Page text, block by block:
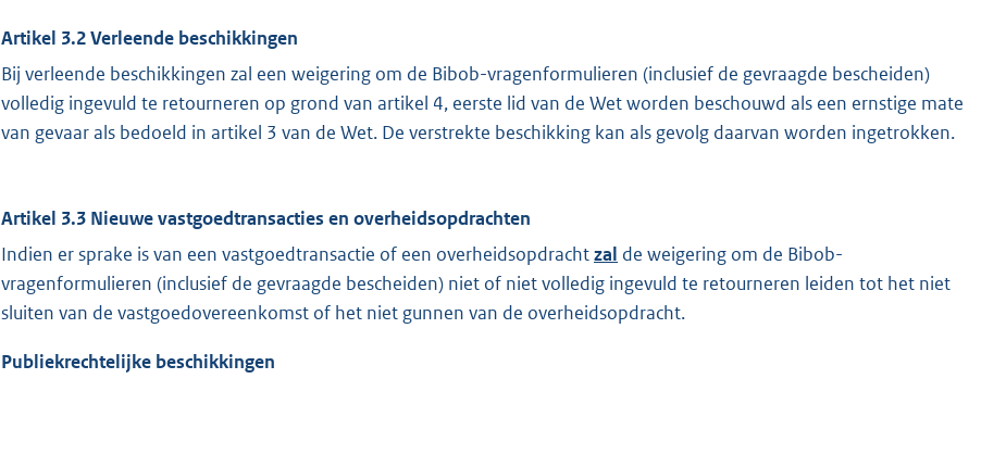
Artikel 3.2 Verleende beschikkingen
Bij verleende beschikkingen zal een weigering om de Bibob-vragenformulieren (inclusief de gevraagde bescheiden)
volledig ingevuld te retourneren op grond van artikel 4, eerste lid van de Wet worden beschouwd als een ernstige mate
van gevaar als bedoeld in artikel 3 van de Wet. De verstrekte beschikking kan als gevolg daarvan worden ingetrokken.
Artikel 3.3 Nieuwe vastgoedtransacties en overheidsopdrachten
Indien er sprake is van een vastgoedtransactie of een overheidsopdrachtzal de weigering om de Bibob-
vragenformulieren (inclusief de gevraagde bescheiden) niet of niet volledig ingevuld te retourneren leiden tot het niet
sluiten van de vastgoedovereenkomst of het niet gunnen van de overheidsopdracht.
Publiekrechtelijke beschikkingen